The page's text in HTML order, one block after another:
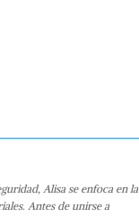
Alisa se enfoca en la
Antes de unirse a